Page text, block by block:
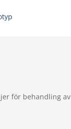
för behandling av